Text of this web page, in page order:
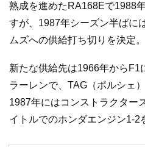
熟成を進めたRA168Eで1988
すが、1987年シーズン半ばに
ムズへの供給打ち切りを決定。
新たな供給先は1966年からF1
ラーレンで、TAG（ポルシェ
1987年にはコンストラクター
イトルでのホンダエンジン1-2